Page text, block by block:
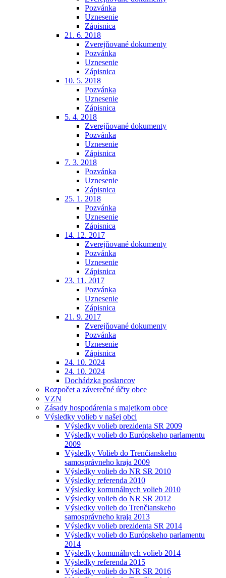
Pozvánka
Uznesenie
Zápisnica
21. 6. 2018
Zverejňované dokumenty
Pozvánka
Uznesenie
Zápisnica
10. 5. 2018
Pozvánka
Uznesenie
Zápisnica
5. 4. 2018
Zverejňované dokumenty
Pozvánka
Uznesenie
Zápisnica
7. 3. 2018
Pozvánka
Uznesenie
Zápisnica
25. 1. 2018
Pozvánka
Uznesenie
Zápisnica
14. 12. 2017
Zverejňované dokumenty
Pozvánka
Uznesenie
Zápisnica
23. 11. 2017
Pozvánka
Uznesenie
Zápisnica
21. 9. 2017
Zverejňované dokumenty
Pozvánka
Uznesenie
Zápisnica
24. 10. 2024
24. 10. 2024
Dochádzka poslancov
Rozpočet a záverečné účty obce
VZN
Zásady hospodárenia s majetkom obce
Výsledky volieb v našej obci
Výsledky volieb prezidenta SR 2009
Výsledky volieb do Európskeho parlamentu
2009
Výsledky Volieb do Trenčianskeho
samosprávneho kraja 2009
Výsledky volieb do NR SR 2010
Výsledky referenda 2010
Výsledky komunálnych volieb 2010
Výsledky volieb do NR SR 2012
Výsledky volieb do Trenčianskeho
samosprávneho kraja 2013
Výsledky volieb prezidenta SR 2014
Výsledky volieb do Európskeho parlamentu
2014
Výsledky komunálnych volieb 2014
Výsledky referenda 2015
Výsledky volieb do NR SR 2016